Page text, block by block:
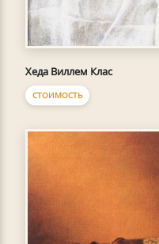
Хеда Виллем Клас
СТОИМОСТЬ